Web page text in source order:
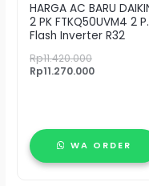
HARGA AC BARU
2 PK FTKQ50UVM4 2
Flash Inverter R32
Rp11.420.000
Rp11.270.000
WA ORDER